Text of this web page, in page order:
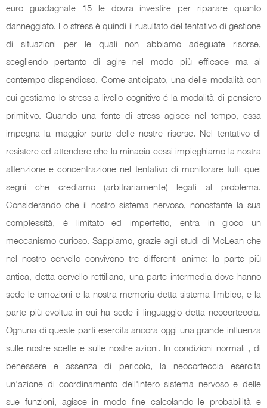
euro guadagnate 15 le dovra investire per riparare quanto
danneggiato. Lo stress é quindi il rusultato del tentativo di gestione
di situazioni per le quali non abbiamo adeguate risorse,
scegliendo pertanto di agire nel modo più efficace ma al
contempo dispendioso. Come anticipato, una delle modalità con
cui gestiamo lo stress a livello cognitivo é la modalità di pensiero
primitivo. Quando una fonte di stress agisce nel tempo, essa
impegna la maggior parte delle nostre risorse. Nel tentativo di
resistere ed attendere che la minacia cessi impieghiamo la nostra
attenzione e concentrazione nel tentativo di monitorare tutti quei
segni che crediamo (arbitrariamente) legati al problema.
Considerando che il nostro sistema nervoso, nonostante la sua
complessità, é limitato ed imperfetto, entra in gioco un
meccanismo curioso. Sappiamo, grazie agli studi di McLean che
nel nostro cervello convivono tre differenti anime: la parte più
antica, detta cervello rettiliano, una parte intermedia dove hanno
sede le emozioni e la nostra memoria detta sistema limbico, e la
parte più evoltua in cui ha sede il linguaggio detta neocorteccia.
Ognuna di queste parti esercita ancora oggi una grande influenza
sulle nostre scelte e sulle nostre azioni. In condizioni normali , di
benessere e assenza di pericolo, la neocorteccia esercita
un'azione di coordinamento dell'intero sistema nervoso e delle
sue funzioni, agisce in modo fine calcolando le probabilità e